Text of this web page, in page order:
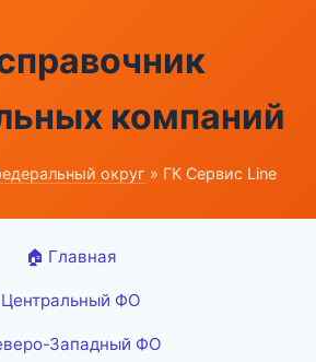
компаний
округ » ГК Сервис Line
🏠 Главная
Центральный ФО
Западный ФО